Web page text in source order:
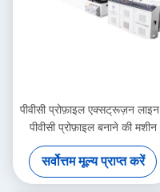
पीवीसी प्रोफ़ाइल एक्सट्रूज़न
पीवीसी प्रोफ़ाइल बनाने की मशीन
सर्वोत्तम मूल्य प्राप्त करें